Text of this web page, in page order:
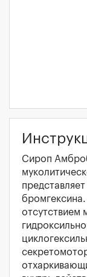
Сироп
отсутствием